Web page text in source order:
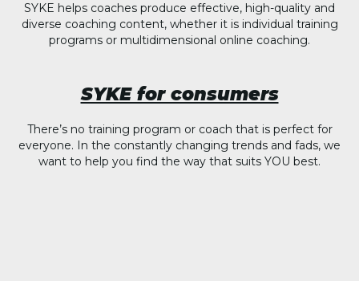
SYKE helps coaches produce effective, high-quality and
diverse coaching content, whether it is individual training
programs or multidimensional online coaching.
SYKE for consumers
There’s no training program or coach that is perfect for
everyone. In the constantly changing trends and fads, we
want to help you find the way that suits YOU best.